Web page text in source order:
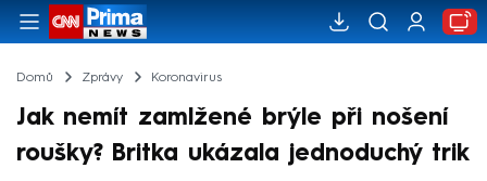
Domů Zprávy Koronavirus
Jak nemít zamlžené brýle při nošení
roušky? Britka ukázala jednoduchý trik